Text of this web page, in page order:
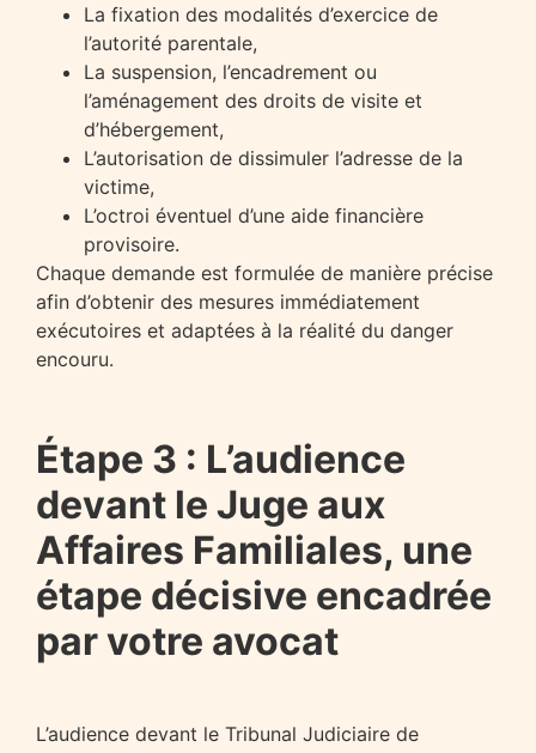
La fixation des modalités d’exercice de
l’autorité parentale,
La suspension, l’encadrement ou
l’aménagement des droits de visite et
d’hébergement,
L’autorisation de dissimuler l’adresse de la
victime,
L’octroi éventuel d’une aide financière
provisoire.
Chaque demande est formulée de manière précise
afin d’obtenir des mesures immédiatement
exécutoires et adaptées à la réalité du danger
encouru.
Étape 3 : L’audience
devant le Juge aux
Affaires Familiales, une
étape décisive encadrée
par votre avocat
L’audience devant le Tribunal Judiciaire de